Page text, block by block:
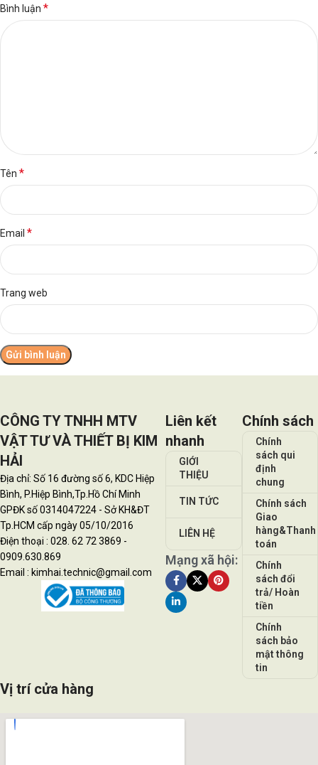
Bình luận *
Tên *
Email *
Trang web
CÔNG TY TNHH MTV
VẬT TƯ VÀ THIẾT BỊ KIM
HẢI
Địa chỉ: Số 16 đường số 6, KDC Hiệp
Bình, P.Hiệp Bình,Tp.Hồ Chí Minh
GPĐK số 0314047224 - Sở KH&ĐT
Tp.HCM cấp ngày 05/10/2016
Điện thoại : 028. 62 72 3869 -
0909.630.869
Email : kimhai.technic@gmail.com
Liên kết
nhanh
GIỚI
THIỆU
TIN TỨC
LIÊN HỆ
Mạng xã hội:
Chính sách
Chính
sách qui
định
chung
Chính sách
Giao
hàng&Thanh
toán
Chính
sách đổi
trả/ Hoàn
tiền
Chính
sách bảo
mật thông
tin
Vị trí cửa hàng